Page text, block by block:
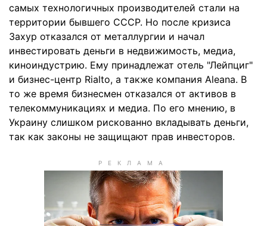
самых технологичных производителей стали на
территории бывшего СССР. Но после кризиса
Захур отказался от металлургии и начал
инвестировать деньги в недвижимость, медиа,
киноиндустрию. Ему принадлежат отель "Лейпциг"
и бизнес-центр Rialto, а также компания Aleana. В
то же время бизнесмен отказался от активов в
телекоммуникациях и медиа. По его мнению, в
Украину слишком рискованно вкладывать деньги,
так как законы не защищают прав инвесторов.